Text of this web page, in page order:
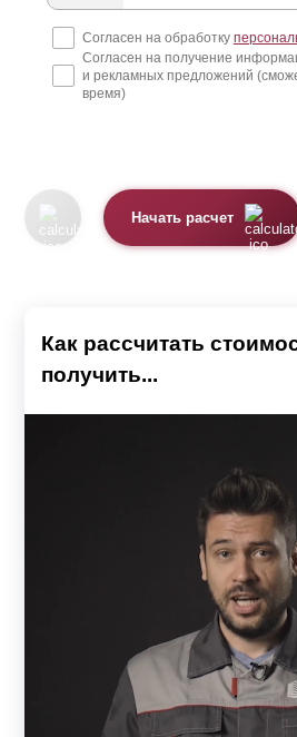
Согласен на обработку
Согласен на получение
и рекламных предложений
время)
Начать расчет
Как рассчитать
получить...